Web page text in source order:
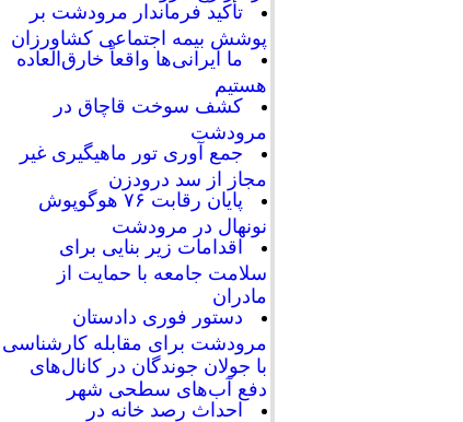
تأکید فرماندار مرودشت بر
پوشش بیمه اجتماعی کشاورزان
ما ایرانی‌ها واقعاً خارق‌العاده
هستیم
کشف سوخت قاچاق در
مرودشت
جمع آوری تور ماهیگیری غیر
مجاز از سد درودزن
پایان رقابت‌ ۷۶ هوگوپوش
نونهال در مرودشت
اقدامات زیر بنایی برای
سلامت جامعه با حمایت از
مادران
دستور فوری دادستان
مرودشت برای مقابله کارشناسی
با جولان جوندگان در کانال‌های
دفع آب‌های سطحی شهر
احداث رصد خانه در